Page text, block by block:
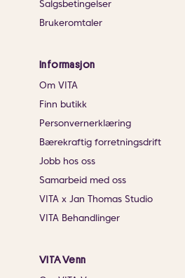
Salgsbetingelser
Brukeromtaler
Informasjon
Om VITA
Finn butikk
Personvernerklæring
Bærekraftig forretningsdrift
Jobb hos oss
Samarbeid med oss
VITA x Jan Thomas Studio
VITA Behandlinger
VITA Venn